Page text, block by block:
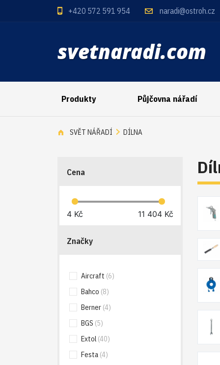
+420 572 591 954 naradi@ostroh.cz
svetnaradi.com
Produkty Půjčovna nářadí
SVĚT NÁŘADÍ DÍLNA
Cena
4 Kč 11 404 Kč
Značky
Aircraft (6)
Bahco (8)
Berner (4)
BGS (5)
Extol (40)
Festa (4)